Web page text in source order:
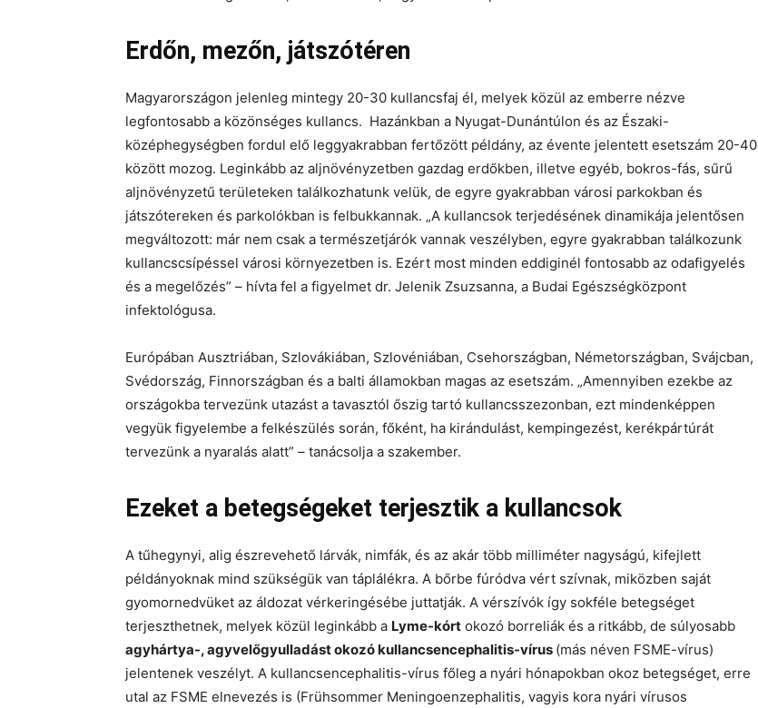
Erdőn, mezőn, játszótéren
Magyarországon jelenleg mintegy 20-30 kullancsfaj él, melyek közül az emberre nézve
legfontosabb a közönséges kullancs. Hazánkban a Nyugat-Dunántúlon és az Északi-
középhegységben fordul elő leggyakrabban fertőzött példány, az évente jelentett esetszám 20-40
között mozog. Leginkább az aljnövényzetben gazdag erdőkben, illetve egyéb, bokros-fás, sűrű
aljnövényzetű területeken találkozhatunk velük, de egyre gyakrabban városi parkokban és
játszótereken és parkolókban is felbukkannak. „A kullancsok terjedésének dinamikája jelentősen
megváltozott: már nem csak a természetjárók vannak veszélyben, egyre gyakrabban találkozunk
kullancscsípéssel városi környezetben is. Ezért most minden eddiginél fontosabb az odafigyelés
és a megelőzés” – hívta fel a figyelmet dr. Jelenik Zsuzsanna, a Budai Egészségközpont
infektológusa.
Európában Ausztriában, Szlovákiában, Szlovéniában, Csehországban, Németországban, Svájcban,
Svédország, Finnországban és a balti államokban magas az esetszám. „Amennyiben ezekbe az
országokba tervezünk utazást a tavasztól őszig tartó kullancsszezonban, ezt mindenképpen
vegyük figyelembe a felkészülés során, főként, ha kirándulást, kempingezést, kerékpártúrát
tervezünk a nyaralás alatt” – tanácsolja a szakember.
Ezeket a betegségeket terjesztik a kullancsok
A tűhegynyi, alig észrevehető lárvák, nimfák, és az akár több milliméter nagyságú, kifejlett
példányoknak mind szükségük van táplálékra. A bőrbe fúródva vért szívnak, miközben saját
gyomornedvüket az áldozat vérkeringésébe juttatják. A vérszívók így sokféle betegséget
terjeszthetnek, melyek közül leginkább a Lyme-kórt okozó borreliák és a ritkább, de súlyosabb
agyhártya-, agyvelőgyulladást okozó kullancsencephalitis-vírus (más néven FSME-vírus)
jelentenek veszélyt. A kullancsencephalitis-vírus főleg a nyári hónapokban okoz betegséget, erre
utal az FSME elnevezés is (Frühsommer Meningoenzephalitis, vagyis kora nyári vírusos